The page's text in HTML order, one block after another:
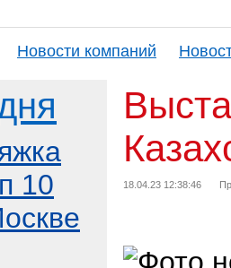
Новости компаний
10
18.04.23 12:38:46